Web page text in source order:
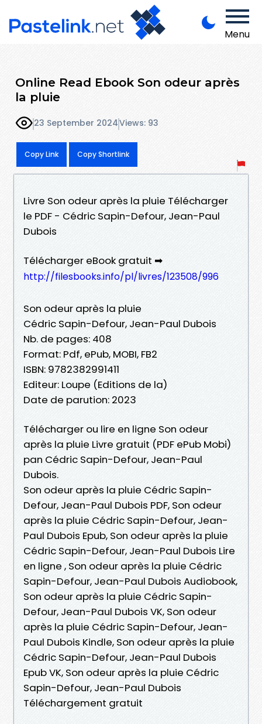
Menu
Online Read Ebook Son odeur après
la pluie
23 September 2024Views: 93
Copy Link Copy Shortlink
Livre Son odeur après la pluie Télécharger
le PDF - Cédric Sapin-Defour, Jean-Paul
Dubois
Télécharger eBook gratuit ➡
http://filesbooks.info/pl/livres/123508/996
Son odeur après la pluie
Cédric Sapin-Defour, Jean-Paul Dubois
Nb. de pages: 408
Format: Pdf, ePub, MOBI, FB2
ISBN: 9782382991411
Editeur: Loupe (Editions de la)
Date de parution: 2023
Télécharger ou lire en ligne Son odeur
après la pluie Livre gratuit (PDF ePub Mobi)
pan Cédric Sapin-Defour, Jean-Paul
Dubois.
Son odeur après la pluie Cédric Sapin-
Defour, Jean-Paul Dubois PDF, Son odeur
après la pluie Cédric Sapin-Defour, Jean-
Paul Dubois Epub, Son odeur après la pluie
Cédric Sapin-Defour, Jean-Paul Dubois Lire
en ligne , Son odeur après la pluie Cédric
Sapin-Defour, Jean-Paul Dubois Audiobook,
Son odeur après la pluie Cédric Sapin-
Defour, Jean-Paul Dubois VK, Son odeur
après la pluie Cédric Sapin-Defour, Jean-
Paul Dubois Kindle, Son odeur après la pluie
Cédric Sapin-Defour, Jean-Paul Dubois
Epub VK, Son odeur après la pluie Cédric
Sapin-Defour, Jean-Paul Dubois
Téléchargement gratuit